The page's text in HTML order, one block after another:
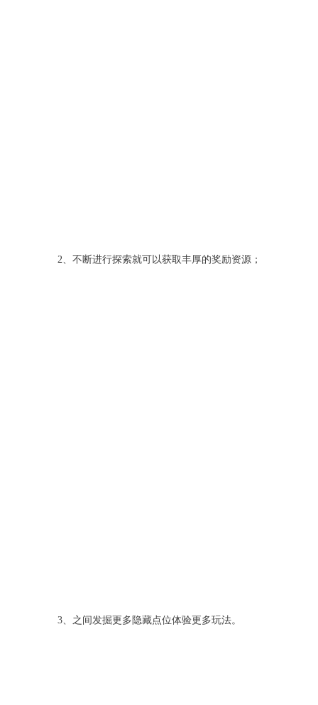
2、不断进行探索就可以获取丰厚的奖励资源；
3、之间发掘更多隐藏点位体验更多玩法。